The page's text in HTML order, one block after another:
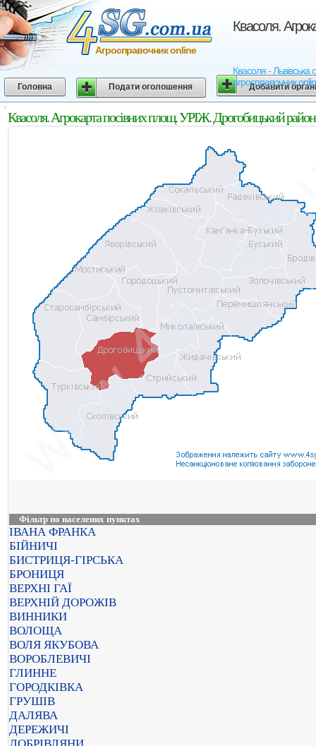
Квасоля.
Квасоля - Львівська
агросправочник
Агросправочник online
Головна Подати оголошення Добавити
Квасоля. Агрокарта посівних площ. УРІЖ. Дрогобицький район.
Фільтр по населених пунктах
ІВАНА ФРАНКА
БІЙНИЧІ
БИСТРИЦЯ-ГІРСЬКА
БРОНИЦЯ
ВЕРХНІ ГАЇ
ВЕРХНІЙ ДОРОЖІВ
ВИННИКИ
ВОЛОЩА
ВОЛЯ ЯКУБОВА
ВОРОБЛЕВИЧІ
ГЛИННЕ
ГОРОДКІВКА
ГРУШІВ
ДАЛЯВА
ДЕРЕЖИЧІ